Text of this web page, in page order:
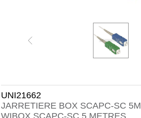
UNI21662
JARRETIERE BOX SCAPC-SC 5M
WIBOX SCAPC-SC 5 METRES